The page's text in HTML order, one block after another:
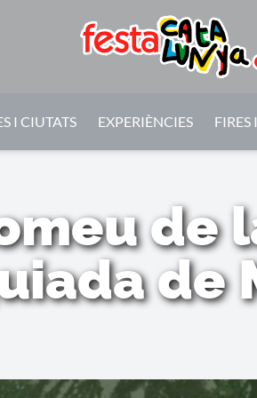
I CIUTATS EXPERIÈNCIES FIRES
de
de